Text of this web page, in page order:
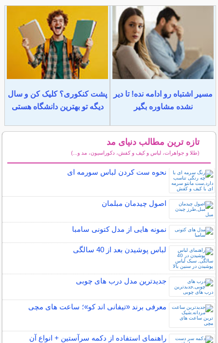
مسیر اشتباه رو ادامه نده! تا دیر
نشده مشاوره بگیر
پشت کنکوری؟ کلیک کن و سال
دیگه تو بهترین دانشگاه هستی
تازه ترین مطالب دنیای مد
(طلا و جواهرات، لباس و کیف و کفش، دکوراسیون، مد و...)
نحوه ست کردن لباس سورمه ای
اصول چیدمان مبلمان
نمونه هایی از مدل کتونی سامبا
لباس پوشیدن بعد از 40 سالگی
جدیدترین مدل درب های چوبی
معرفی برند «تیفانی اند کو»؛ ساعت های مچی
راهنمای استفاده از دکمه سرآستین + انواع آن